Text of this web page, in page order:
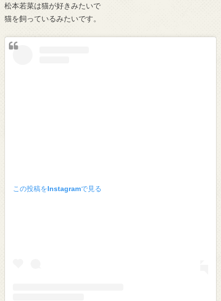
松本若菜は猫が好きみたいで
猫を飼っているみたいです。
この投稿をInstagramで見る